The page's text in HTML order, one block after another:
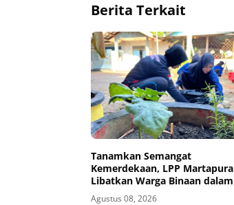
Berita Terkait
Tanamkan Semangat
Kemerdekaan, LPP Martapura
Libatkan Warga Binaan dalam
Gotong Royong
Agustus 08, 2026